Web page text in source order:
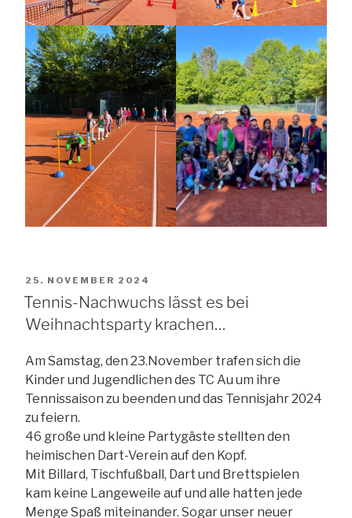
VERÖFFENTLICHT
AM
25. NOVEMBER 2024
Tennis-Nachwuchs lässt es bei
Weihnachtsparty krachen…
Am Samstag, den 23.November trafen sich die
Kinder und Jugendlichen des TC Au um ihre
Tennissaison zu beenden und das Tennisjahr 2024
zu feiern.
46 große und kleine Partygäste stellten den
heimischen Dart-Verein auf den Kopf.
Mit Billard, Tischfußball, Dart und Brettspielen
kam keine Langeweile auf und alle hatten jede
Menge Spaß miteinander. Sogar unser neuer